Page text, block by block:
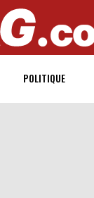
POLITIQUE